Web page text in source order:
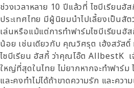
ช่วงเวลาหลาย 10 ปีแล้วที่ ไซบีเรียนฮั
ประเทศไทย มีผู้นิยมนำไปเลี้ยงเป็นสัต
เล่นหรือแม้แต่การทำฟาร์มไซบีเรียน
น้อย เช่นเดียวกับ คุณวิศรุต เฮ้งสวัส
ไซบีเรียน ฮัสกี้ ว่าคุณโอ๊ต AllbestK เ
ใหญ่ที่สุดในไทย ไม่ยากหากจะทำฟาร์ม
และคงทำไม่ได้ถ้าขาดความรัก และคว